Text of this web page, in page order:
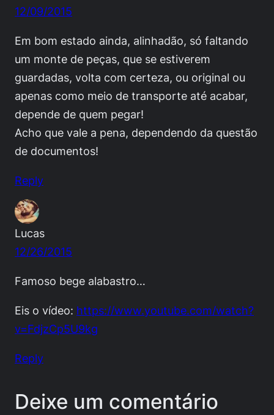
12/09/2015
Em bom estado ainda, alinhadão, só faltando
um monte de peças, que se estiverem
guardadas, volta com certeza, ou original ou
apenas como meio de transporte até acabar,
depende de quem pegar!
Acho que vale a pena, dependendo da questão
de documentos!
Reply
Lucas
12/26/2015
Famoso bege alabastro…
Eis o vídeo: https://www.youtube.com/watch?
v=FdjzCp5U9kg
Reply
Deixe um comentário